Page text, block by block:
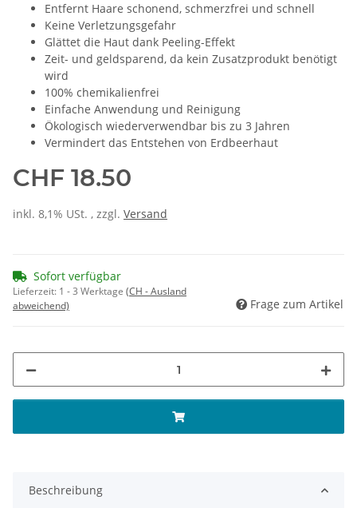
Entfernt Haare schonend, schmerzfrei und schnell
Keine Verletzungsgefahr
Glättet die Haut dank Peeling-Effekt
Zeit- und geldsparend, da kein Zusatzprodukt benötigt
wird
100% chemikalienfrei
Einfache Anwendung und Reinigung
Ökologisch wiederverwendbar bis zu 3 Jahren
Vermindert das Entstehen von Erdbeerhaut
CHF 18.50
inkl. 8,1% USt. , zzgl. Versand
Sofort verfügbar
Lieferzeit: 1 - 3 Werktage (CH - Ausland
abweichend)
Frage zum Artikel
Beschreibung